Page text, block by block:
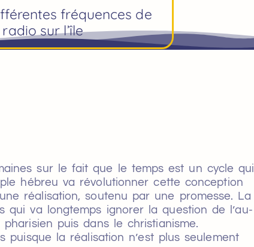
fréquences de
sur l’île
sur le fait que le temps est un cycle qui
hébreu va révolutionner cette conception
réalisation, soutenu par une promesse. La
qui va longtemps ignorer la question de l’au-
puis dans le christianisme.
la réalisation n’est plus seulement